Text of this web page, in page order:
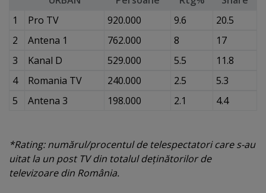
1
Pro TV 920.000 9.6
20.5
2
Antena 1 762.000 8
17
3
Kanal D 529.000 5.5
11.8
4
Romania TV 240.000 2.5
5.3
5
Antena 3 198.000 2.1 4.4
*Rating: numărul/procentul de telespectatori care s-au
uitat la un post TV din totalul deţinătorilor de
televizoare din România.